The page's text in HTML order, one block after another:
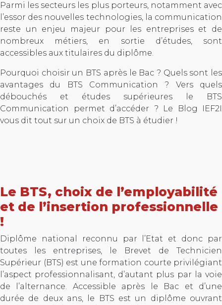
Parmi les secteurs les plus porteurs, notamment avec
l’essor des nouvelles technologies, la communication
reste un enjeu majeur pour les entreprises et de
nombreux métiers, en sortie d’études, sont
accessibles aux titulaires du diplôme.
Pourquoi choisir un BTS après le Bac ? Quels sont les
avantages du BTS Communication ? Vers quels
débouchés et études supérieures le BTS
Communication permet d’accéder ? Le Blog IEF2I
vous dit tout sur un choix de BTS à étudier !
Le BTS, choix de l’employabilité
et de l’insertion professionnelle
!
Diplôme national reconnu par l’Etat et donc par
toutes les entreprises, le Brevet de Technicien
Supérieur (BTS) est une formation courte privilégiant
l’aspect professionnalisant, d’autant plus par la voie
de l’alternance. Accessible après le Bac et d’une
durée de deux ans, le BTS est un diplôme ouvrant